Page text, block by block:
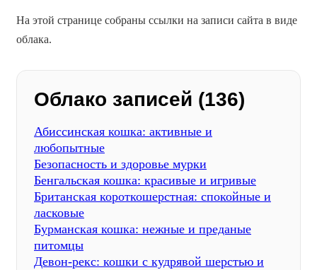
На этой странице собраны ссылки на записи сайта в виде
облака.
Облако записей (136)
Абиссинская кошка: активные и
любопытные
Безопасность и здоровье мурки
Бенгальская кошка: красивые и игривые
Британская короткошерстная: спокойные и
ласковые
Бурманская кошка: нежные и преданые
питомцы
Девон-рекс: кошки с кудрявой шерстью и